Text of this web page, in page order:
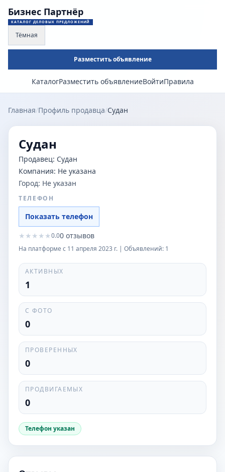
Бизнес Партнёр
КАТАЛОГ ДЕЛОВЫХ ПРЕДЛОЖЕНИЙ
Тёмная
Разместить объявление
КаталогРазместить объявлениеВойтиПравила
Главная/Профиль продавца/Судан
Судан
Продавец: Судан
Компания: Не указана
Город: Не указан
ТЕЛЕФОН
Показать телефон
★ ★ ★ ★ ★0.00 отзывов
На платформе с 11 апреля 2023 г. | Объявлений: 1
АКТИВНЫХ
1
С ФОТО
0
ПРОВЕРЕННЫХ
0
ПРОДВИГАЕМЫХ
0
Телефон указан